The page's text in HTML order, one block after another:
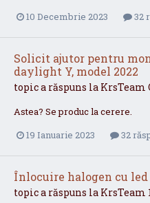
10 Decembrie 2023
32
Solicit ajutor pentru
daylight Y, model 2022
topic a răspuns la KrsTeam
Astea? Se produc la cerere.
19 Ianuarie 2023
32
Înlocuire halogen cu led
topic a răspuns la KrsTeam